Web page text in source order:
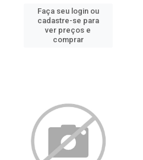
Faça seu login ou
cadastre-se para
ver preços e
comprar